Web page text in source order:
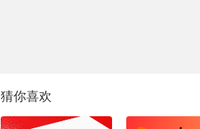
猜你喜欢